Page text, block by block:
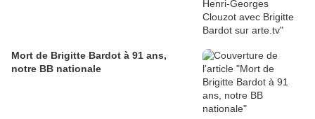
Mort de Brigitte Bardot à 91 ans,
notre BB nationale